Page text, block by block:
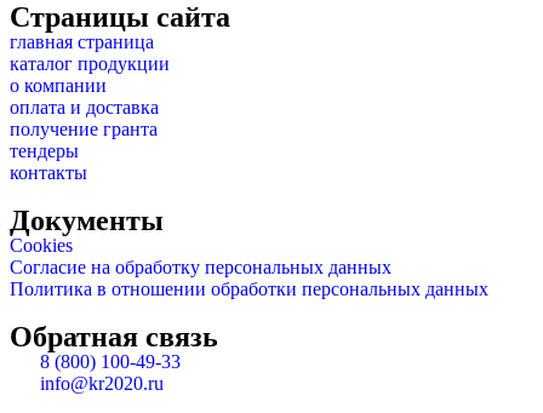
Страницы сайта
главная страница
каталог продукции
о компании
оплата и доставка
получение гранта
тендеры
контакты
Документы
Cookies
Согласие на обработку персональных данных
Политика в отношении обработки персональных данных
Обратная связь
8 (800) 100-49-33
info@kr2020.ru